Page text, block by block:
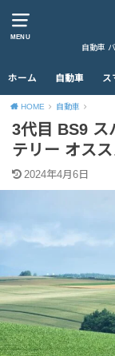
MENU
自動車
ホーム 自動車 ス
HOME 自動車
3代目 BS9 ス
テリー オス
2024年4月6日